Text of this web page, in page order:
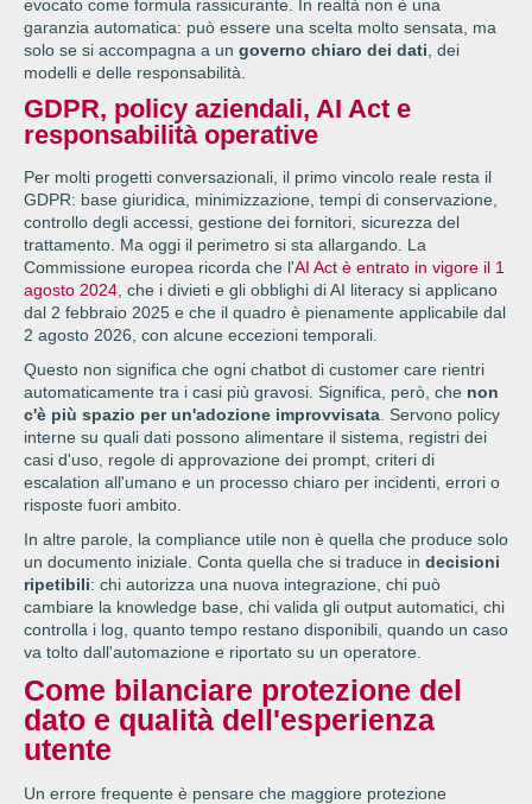
evocato come formula rassicurante. In realtà non è una
garanzia automatica: può essere una scelta molto sensata, ma
solo se si accompagna a un governo chiaro dei dati , dei
modelli e delle responsabilità.
GDPR, policy aziendali, AI Act e
responsabilità operative
Per molti progetti conversazionali, il primo vincolo reale resta il
GDPR: base giuridica, minimizzazione, tempi di conservazione,
controllo degli accessi, gestione dei fornitori, sicurezza del
trattamento. Ma oggi il perimetro si sta allargando. La
Commissione europea ricorda che l'AI Act è entrato in vigore il 1
agosto 2024 , che i divieti e gli obblighi di AI literacy si applicano
dal 2 febbraio 2025 e che il quadro è pienamente applicabile dal
2 agosto 2026, con alcune eccezioni temporali.
Questo non significa che ogni chatbot di customer care rientri
automaticamente tra i casi più gravosi. Significa, però, che non
c'è più spazio per un'adozione improvvisata . Servono policy
interne su quali dati possono alimentare il sistema, registri dei
casi d'uso, regole di approvazione dei prompt, criteri di
escalation all'umano e un processo chiaro per incidenti, errori o
risposte fuori ambito.
In altre parole, la compliance utile non è quella che produce solo
un documento iniziale. Conta quella che si traduce in decisioni
ripetibili: chi autorizza una nuova integrazione, chi può
cambiare la knowledge base, chi valida gli output automatici, chi
controlla i log, quanto tempo restano disponibili, quando un caso
va tolto dall'automazione e riportato su un operatore.
Come bilanciare protezione del
dato e qualità dell'esperienza
utente
Un errore frequente è pensare che maggiore protezione